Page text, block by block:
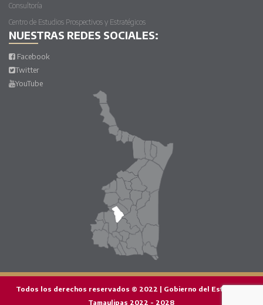
Consultoría
Centro de Estudios Prospectivos y Estratégicos
NUESTRAS REDES SOCIALES:
Facebook
Twitter
YouTube
Todos los derechos reservados © 2022 | Gobierno del Estado de
Tamaulipas 2022 - 2028